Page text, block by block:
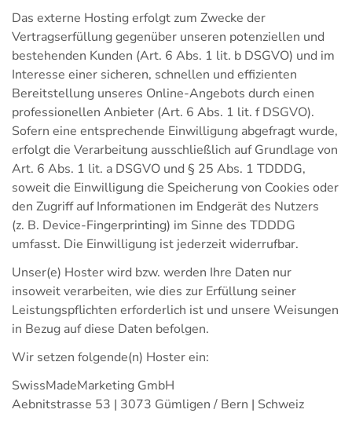
Das externe Hosting erfolgt zum Zwecke der
Vertragserfüllung gegenüber unseren potenziellen und
bestehenden Kunden (Art. 6 Abs. 1 lit. b DSGVO) und im
Interesse einer sicheren, schnellen und effizienten
Bereitstellung unseres Online-Angebots durch einen
professionellen Anbieter (Art. 6 Abs. 1 lit. f DSGVO).
Sofern eine entsprechende Einwilligung abgefragt wurde,
erfolgt die Verarbeitung ausschließlich auf Grundlage von
Art. 6 Abs. 1 lit. a DSGVO und § 25 Abs. 1 TDDDG,
soweit die Einwilligung die Speicherung von Cookies oder
den Zugriff auf Informationen im Endgerät des Nutzers
(z. B. Device-Fingerprinting) im Sinne des TDDDG
umfasst. Die Einwilligung ist jederzeit widerrufbar.
Unser(e) Hoster wird bzw. werden Ihre Daten nur
insoweit verarbeiten, wie dies zur Erfüllung seiner
Leistungspflichten erforderlich ist und unsere Weisungen
in Bezug auf diese Daten befolgen.
Wir setzen folgende(n) Hoster ein:
SwissMadeMarketing GmbH
Aebnitstrasse 53 | 3073 Gümligen / Bern | Schweiz